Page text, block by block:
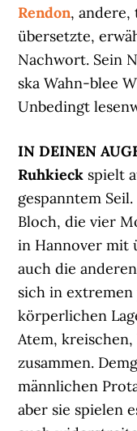
Rendon, andere,
übersetzte,
Nachwort. Sein
ska Wahn-blee
Unbedingt
IN DEINEN
Ruhkieck spielt
gespanntem
Bloch, die vier
in Hannover mit
auch die
sich in
körperlichen
Atem,
zusammen.
männlichen
aber sie spielen